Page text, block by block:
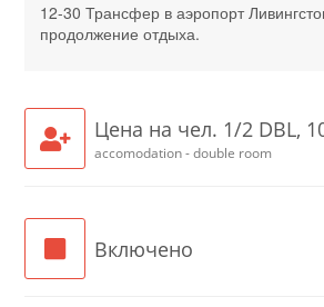
12-30 Трансфер в аэропорт
продолжение отдыха.
Цена на чел. 1/2 DBL,
accomodation - double room
Включено